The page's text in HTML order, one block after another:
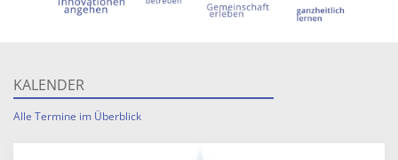
KALENDER
Alle Termine im Überblick